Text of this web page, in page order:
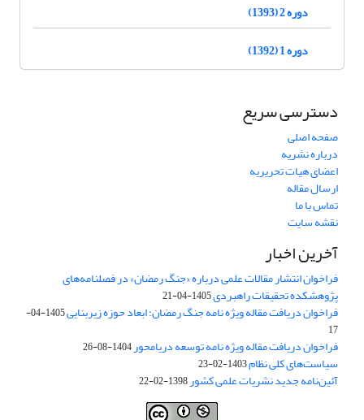
دوره 2 (1393)
دوره 1 (1392)
دسترسی سریع
صفحه اصلی
درباره نشریه
اعضای هیات تحریریه
ارسال مقاله
تماس با ما
نقشه سایت
آخرین اخبار
فراخوان انتشار مقالات علمی درباره «جنگ رمضان» در فصلنامه‌های
پژوهشکده تحقیقات راهبردی1405-04-21
فراخوان دریافت مقاله ویژه نامه جنگ رمضان؛ ابعاد حوزه زیربنایی
1405-04-
17
فراخوان دریافت مقاله ویژه نامه توسعه دریامحور1404-08-26
سیاست‌های کلی نظام1403-02-23
آئین‌نامه جدید نشریات علمی کشور1398-02-22